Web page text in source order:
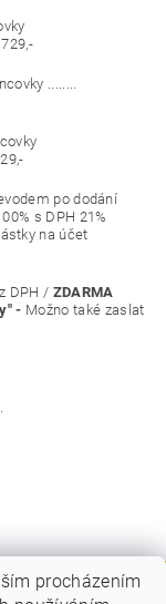
........
po dodání
100% s DPH 21%
na účet
DPH / ZDARMA
- Možno také zaslat
procházením